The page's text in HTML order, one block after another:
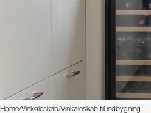
Home/Vinkøleskab/Vinkøleskab til indbygning